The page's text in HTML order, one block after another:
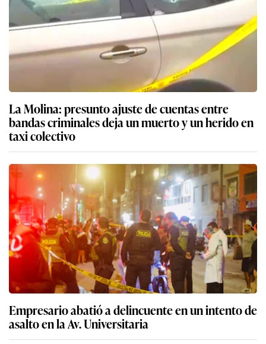
La Molina: presunto ajuste de cuentas entre
bandas criminales deja un muerto y un herido en
taxi colectivo
Empresario abatió a delincuente en un intento de
asalto en la Av. Universitaria